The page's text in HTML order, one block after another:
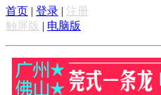
首页 | 登录 | 注册
触屏版 | 电脑版